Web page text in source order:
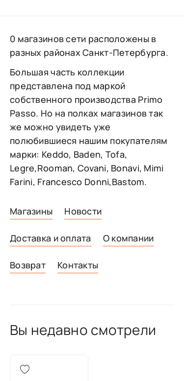
Магазины Новости
Доставка и оплата О компании
Возврат Контакты
0 магазинов сети расположены в
разных районах Санкт-Петербурга.
Большая часть коллекции
представлена под маркой
собственного производства Primo
Passo. Но на полках магазинов так
же можно увидеть уже
полюбившиеся нашим покупателям
марки: Keddo, Baden, Tofa,
Legre,Rooman, Covani, Bonavi, Mimi
Farini, Francesco Donni,Bastom.
Вы недавно смотрели